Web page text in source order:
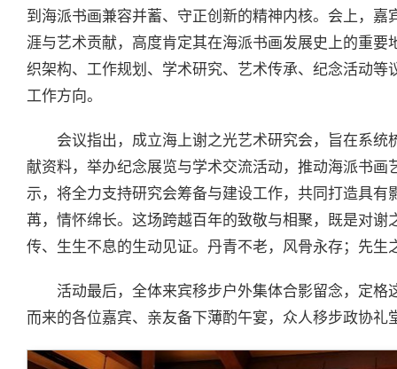
到海派书画兼容并蓄、守正创新的精神内核。会上，
涯与艺术贡献，高度肯定其在海派书画发展史上的重
织架构、工作规划、学术研究、艺术传承、纪念活动
工作方向。
会议指出，成立海上谢之光艺术研究会，旨在系
献资料，举办纪念展览与学术交流活动，推动海派书
示，将全力支持研究会筹备与建设工作，共同打造具
苒，情怀绵长。这场跨越百年的致敬与相聚，既是对
传、生生不息的生动见证。丹青不老，风骨永存；先生
活动最后，全体来宾移步户外集体合影留念，定
而来的各位嘉宾、亲友备下薄酌午宴，众人移步政协礼